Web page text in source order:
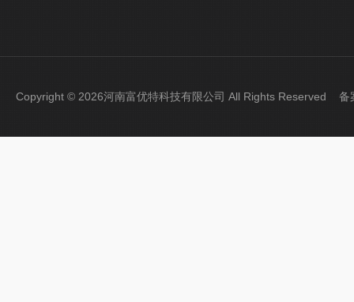
Copyright © 2026河南富优特科技有限公司 All Rights Reserved 备